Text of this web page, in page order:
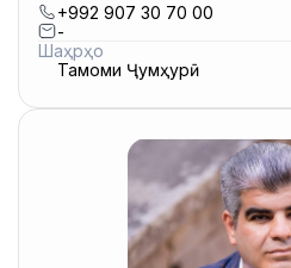
+992 907 30 70 00
-
Шаҳрҳо
Тамоми Ҷумҳурӣ